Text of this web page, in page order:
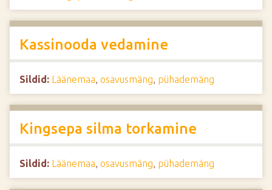
Kassinooda vedamine
Sildid: Läänemaa, osavusmäng, pühademäng
Kingsepa silma torkamine
Sildid: Läänemaa, osavusmäng, pühademäng